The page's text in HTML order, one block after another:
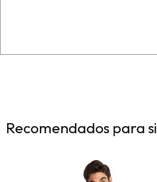
Recomendados para si